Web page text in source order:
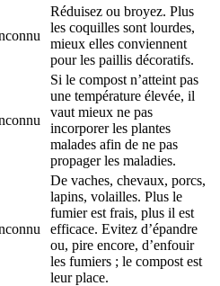
Réduisez ou broyez. Plus
les coquilles sont lourdes,
mieux elles conviennent
pour les paillis décoratifs.
Si le compost n’atteint pas
une température élevée, il
vaut mieux ne pas
incorporer les plantes
malades afin de ne pas
propager les maladies.
De vaches, chevaux, porcs,
lapins, volailles. Plus le
fumier est frais, plus il est
efficace. Evitez d’épandre
ou, pire encore, d’enfouir
les fumiers ; le compost est
leur place.